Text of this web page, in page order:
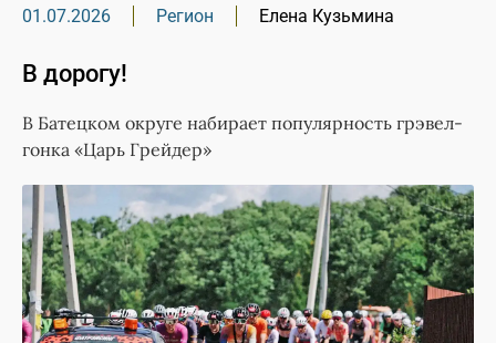
01.07.2026 Регион Елена Кузьмина
В дорогу!
В Батецком округе набирает популярность грэвел-
гонка «Царь Грейдер»